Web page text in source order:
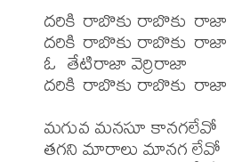
దరికి రాబొకు రాబొకు రాజా
దరికి రాబొకు రాబొకు రాజా
ఓ  తేటిరాజా వెర్రిరాజా
దరికి రాబొకు రాబొకు రాజా
మగువ మనసూ కానగలేవో
తగని మారాలు మానగ లేవో